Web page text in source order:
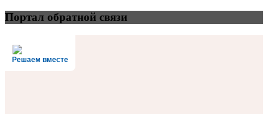
Портал обратной связи
Решаем вместе